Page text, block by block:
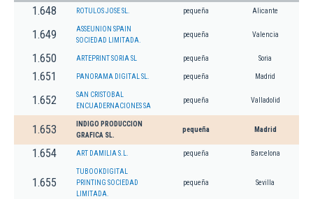
1.648 ROTULOS JOSE SL. pequeña Alicante
1.649
ASSEUNION SPAIN
SOCIEDAD LIMITADA.
pequeña Valencia
1.650 ARTEPRINT SORIA SL pequeña Soria
1.651 PANORAMA DIGITAL SL. pequeña Madrid
1.652
SAN CRISTOBAL
ENCUADERNACIONES SA
pequeña Valladolid
1.653
INDIGO PRODUCCION
GRAFICA SL.
pequeña Madrid
1.654 ART DAMILIA S.L. pequeña Barcelona
1.655
TUBOOKDIGITAL
PRINTING SOCIEDAD
LIMITADA.
pequeña Sevilla